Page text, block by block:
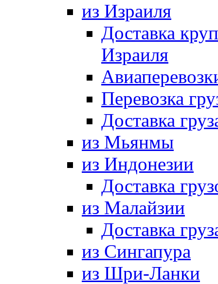
из Израиля
Доставка
Израиля
Перевозка
Доставка
из Мьянмы
из Индонезии
Доставка
из Малайзии
Доставка
из Сингапура
из Шри-Ланки